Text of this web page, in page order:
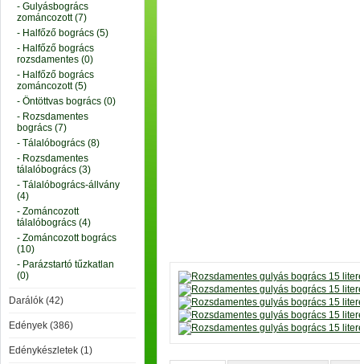
- Gulyásbogrács
zománcozott (7)
- Halfőző bogrács (5)
- Halfőző bogrács
rozsdamentes (0)
- Halfőző bogrács
zománcozott (5)
- Öntöttvas bogrács (0)
- Rozsdamentes
bogrács (7)
- Tálalóbogrács (8)
- Rozsdamentes
tálalóbogrács (3)
- Tálalóbogrács-állvány
(4)
- Zománcozott
tálalóbogrács (4)
- Zománcozott bogrács
(10)
- Parázstartó tűzkatlan
(0)
Darálók (42)
Edények (386)
Edénykészletek (1)